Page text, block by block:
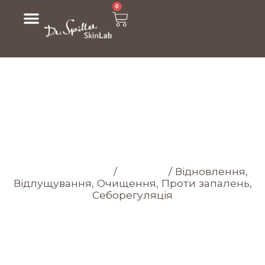
0
/ / Відновлення,
Відлущування, Очищення, Проти запалень,
Себорегуляція